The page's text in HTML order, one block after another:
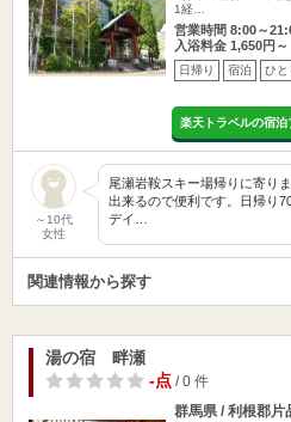
1経…
営業時間 8:00～
入浴料金 1,650円～
日帰り 宿泊 ひと
楽天トラベルの宿泊
～10代
女性
尾瀬岩鞍スキー場帰りに寄り
出来るので便利です。日帰り
デイ…
関連情報から探す
湯の宿 畔瀬
-点/ 0 件
群馬県 / 利根郡片